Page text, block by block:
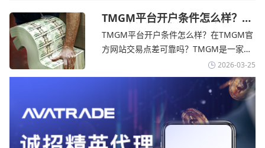
标准的MT4、MT5，以及自研的
AvaTradeGO和AvaOptions。通过
avatrade爱华官网交易资讯了解，据伊朗
TMGM平台开户条件怎么样？美
伊和谈传闻引发油价暴跌-
TMGM官网
TMGM平台开户条件怎么样？在TMGM官
方网站交易点差可靠吗？‌‌‌TMGM是一家交
易成本极低、产品极其丰富、ASIC监管
+千万保险加持的全球知名经纪商，特别适
合活跃交易者和股票CFD投资者。通过
TMGM官网交易资讯了解，周三亚洲交易
时段,油价暴跌逾6%,布伦特原油跌破每桶
100美元
2026-03-25